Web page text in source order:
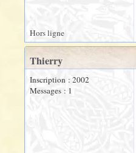
Hors ligne
Thierry
Inscription : 2002
Messages : 1